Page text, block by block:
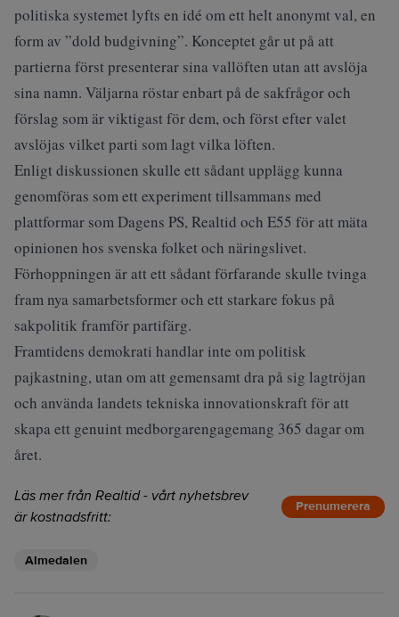
politiska systemet lyfts en idé om ett helt anonymt val, en
form av ”dold budgivning”. Konceptet går ut på att
partierna först presenterar sina vallöften utan att avslöja
sina namn. Väljarna röstar enbart på de sakfrågor och
förslag som är viktigast för dem, och först efter valet
avslöjas vilket parti som lagt vilka löften.
Enligt diskussionen skulle ett sådant upplägg kunna
genomföras som ett experiment tillsammans med
plattformar som Dagens PS, Realtid och E55 för att mäta
opinionen hos svenska folket och näringslivet.
Förhoppningen är att ett sådant förfarande skulle tvinga
fram nya samarbetsformer och ett starkare fokus på
sakpolitik framför partifärg.
Framtidens demokrati handlar inte om politisk
pajkastning, utan om att gemensamt dra på sig lagtröjan
och använda landets tekniska innovationskraft för att
skapa ett genuint medborgarengagemang 365 dagar om
året.
Läs mer från Realtid - vårt nyhetsbrev
är kostnadsfritt:
Prenumerera
Almedalen